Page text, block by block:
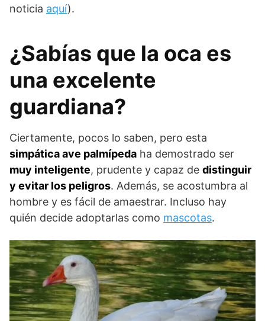
noticia aquí).
¿Sabías que la oca es
una excelente
guardiana?
Ciertamente, pocos lo saben, pero esta
simpática ave palmípeda ha demostrado ser
muy inteligente, prudente y capaz de distinguir
y evitar los peligros. Además, se acostumbra al
hombre y es fácil de amaestrar. Incluso hay
quién decide adoptarlas como mascotas.